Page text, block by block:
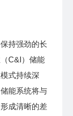
持强劲的长
C&I）储能
式持续深
能系统将与
成清晰的差